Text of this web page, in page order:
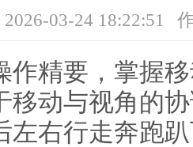
03-24 18:22:51
作精要，掌握
移动与视角的
左右行走奔跑